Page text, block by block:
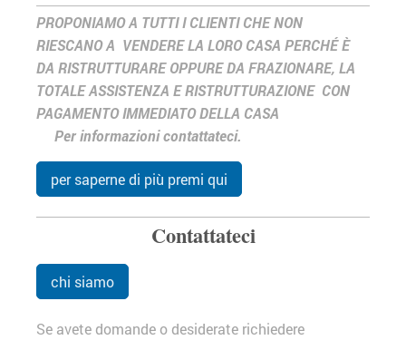
PROPONIAMO A TUTTI I CLIENTI CHE NON
RIESCANO A VENDERE LA LORO CASA PERCHÉ È
DA RISTRUTTURARE OPPURE DA FRAZIONARE, LA
TOTALE ASSISTENZA E RISTRUTTURAZIONE CON
PAGAMENTO IMMEDIATO DELLA CASA
Per informazioni contattateci.
per saperne di più premi qui
Contattateci
chi siamo
Se avete domande o desiderate richiedere